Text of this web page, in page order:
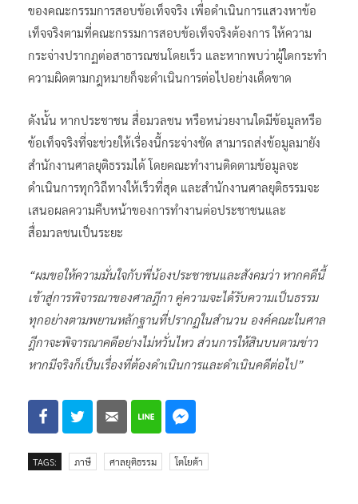
ของคณะกรรมการสอบข้อเท็จจริง เพื่อดำเนินการแสวงหาข้อ
เท็จจริงตามที่คณะกรรมการสอบข้อเท็จจริงต้องการ ให้ความ
กระจ่างปรากฏต่อสาธารณชนโดยเร็ว และหากพบว่าผู้ใดกระทำ
ความผิดตามกฎหมายก็จะดำเนินการต่อไปอย่างเด็ดขาด
ดังนั้น หากประชาชน สื่อมวลชน หรือหน่วยงานใดมีข้อมูลหรือ
ข้อเท็จจริงที่จะช่วยให้เรื่องนี้กระจ่างชัด สามารถส่งข้อมูลมายัง
สำนักงานศาลยุติธรรมได้ โดยคณะทำงานติดตามข้อมูลจะ
ดำเนินการทุกวิถีทางให้เร็วที่สุด และสำนักงานศาลยุติธรรมจะ
เสนอผลความคืบหน้าของการทำงานต่อประชาชนและ
สื่อมวลชนเป็นระยะ
“ผมขอให้ความมั่นใจกับพี่น้องประชาชนและสังคมว่า หากคดีนี้
เข้าสู่การพิจารณาของศาลฎีกา คู่ความจะได้รับความเป็นธรรม
ทุกอย่างตามพยานหลักฐานที่ปรากฏในสำนวน องค์คณะในศาล
ฎีกาจะพิจารณาคดีอย่างไม่หวั่นไหว ส่วนการให้สินบนตามข่าว
หากมีจริงก็เป็นเรื่องที่ต้องดำเนินการและดำเนินคดีต่อไป”
TAGS: ภาษี ศาลยุติธรรม โตโยต้า